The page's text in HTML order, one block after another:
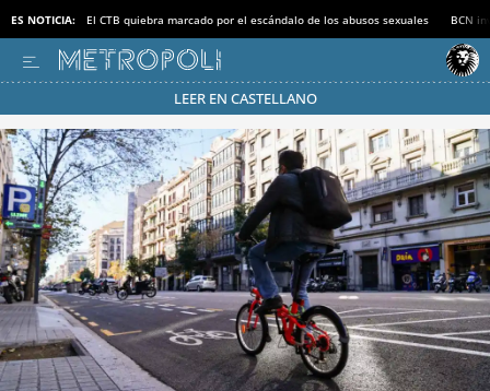
ES NOTICIA: El CTB quiebra marcado por el escándalo de los abusos sexuales BCN
LEER EN CASTELLANO
Pásate al MODO AHORRO